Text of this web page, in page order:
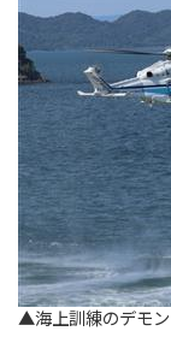
▲海上訓練のデモ